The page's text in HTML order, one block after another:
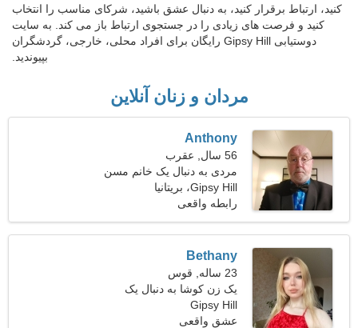
کنید، ارتباط برقرار کنید، به دنبال عشق باشید، شرکای مناسب را انتخاب
کنید و فرصت های زیادی را در جستجوی ارتباط باز می کند. به سایت
دوستیابی Gipsy Hill رایگان برای افراد محلی، خارجی، گردشگران
بپیوندید.
مردان و زنان آنلاین
Anthony
56 سال, عقرب
مردی به دنبال یک خانم مسن
Gipsy Hill، بریتانیا
رابطه واقعی
Bethany
23 ساله, قوس
یک زن کوشا به دنبال یک
رابطه طولانی مدت است
Gipsy Hill
عشق واقعی